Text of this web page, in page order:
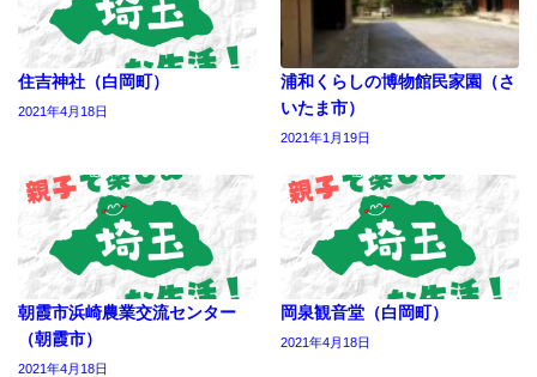
住吉神社（白岡町）
2021年4月18日
浦和くらしの博物館民家園（さ
いたま市）
2021年1月19日
朝霞市浜崎農業交流センター
（朝霞市）
2021年4月18日
岡泉観音堂（白岡町）
2021年4月18日